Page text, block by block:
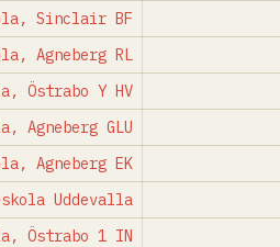
Sinclair BF
Agneberg RL
Östrabo Y HV
Agneberg GLU
Agneberg EK
Uddevalla
Östrabo 1 IN